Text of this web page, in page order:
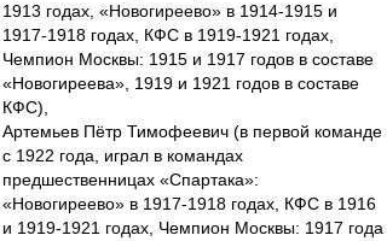
1913 годах, «Новогиреево» в 1914-1915 и
1917-1918 годах, КФС в 1919-1921 годах,
Чемпион Москвы: 1915 и 1917 годов в составе
«Новогиреева», 1919 и 1921 годов в составе
КФС),
Артемьев Пётр Тимофеевич (в первой команде
с 1922 года, играл в командах
предшественницах «Спартака»:
«Новогиреево» в 1917-1918 годах, КФС в 1916
и 1919-1921 годах, Чемпион Москвы: 1917 года